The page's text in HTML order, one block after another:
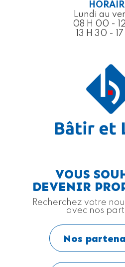
Lundi au
08 H 00 -
13 H 30 -
VOUS
DEVENIR
Recherchez votre
avec nos
Nos